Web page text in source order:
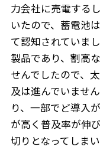
力会社に売電する
いたので、蓄電池
て認知されていま
製品であり、割高
せんでしたので、
及は進んでいませ
り、一部でど導入
が高く普及率が伸
切りとなってしま